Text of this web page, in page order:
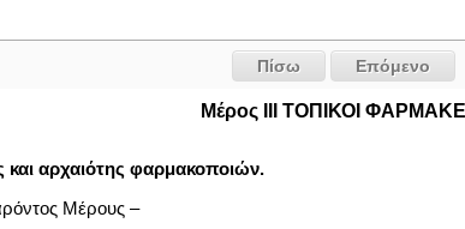
Πίσω
Επόμενο
Μέρος ΙΙΙ ΤΟΠΙΚΟΙ
αρχαιότης φαρμακοποιών.
Μέρους –